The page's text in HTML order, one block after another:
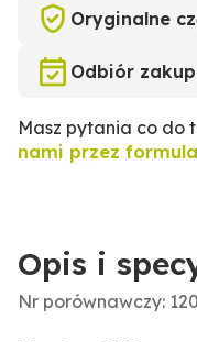
Oryginalne
Odbiór
Masz pytania co do
nami przez
Opis i
Nr porównawczy: